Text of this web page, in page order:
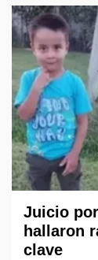
Juicio
hallaron
clave